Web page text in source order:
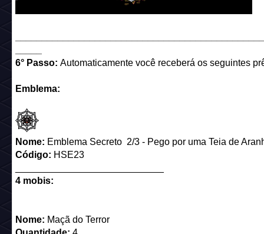
6° Passo: Automaticamente você receberá os seguintes
Emblema:
Nome: Emblema Secreto 2/3 - Pego por uma Teia de
Código: HSE23
4 mobis:
Nome: Maçã do Terror